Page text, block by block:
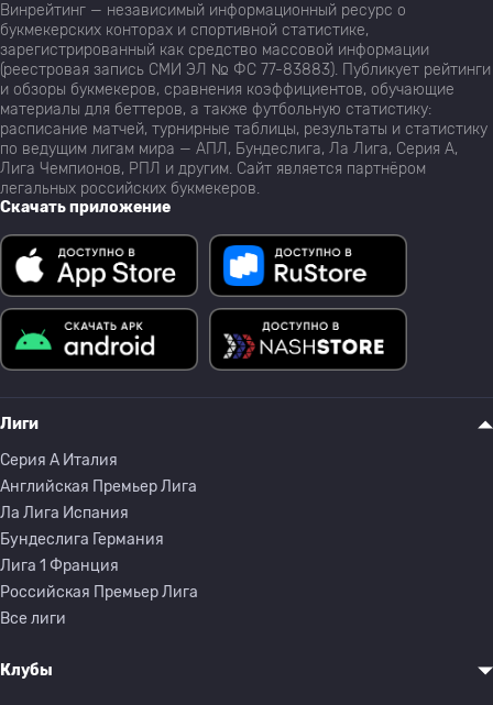
Винрейтинг — независимый информационный ресурс о
букмекерских конторах и спортивной статистике,
зарегистрированный как средство массовой информации
(реестровая запись СМИ ЭЛ № ФС 77-83883). Публикует рейтинги
и обзоры букмекеров, сравнения коэффициентов, обучающие
материалы для беттеров, а также футбольную статистику:
расписание матчей, турнирные таблицы, результаты и статистику
по ведущим лигам мира — АПЛ, Бундеслига, Ла Лига, Серия А,
Лига Чемпионов, РПЛ и другим. Сайт является партнёром
легальных российских букмекеров.
Скачать приложение
Лиги
Серия A Италия
Английская Премьер Лига
Ла Лига Испания
Бундеслига Германия
Лига 1 Франция
Российская Премьер Лига
Все лиги
Клубы